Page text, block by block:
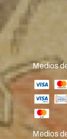
Medios
Medios